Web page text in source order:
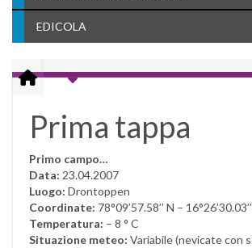
EDICOLA
Prima tappa
Primo campo…
Data: 23.04.2007
Luogo: Drontoppen
Coordinate: 78°09’57.58’’ N –
Temperatura: – 8 ° C
Situazione meteo: Variabile (nevicate con